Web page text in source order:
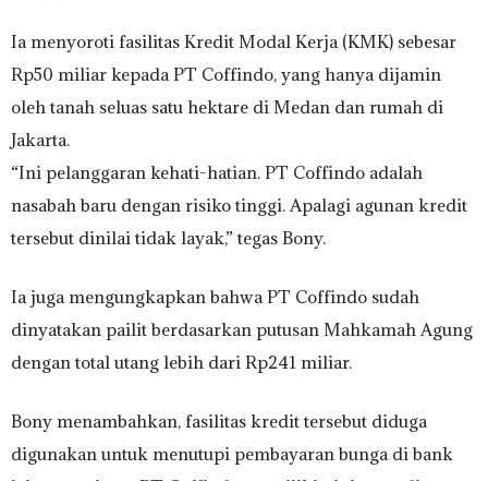
Ia menyoroti fasilitas Kredit Modal Kerja (KMK) sebesar
Rp50 miliar kepada PT Coffindo, yang hanya dijamin
oleh tanah seluas satu hektare di Medan dan rumah di
Jakarta.
“Ini pelanggaran kehati-hatian. PT Coffindo adalah
nasabah baru dengan risiko tinggi. Apalagi agunan kredit
tersebut dinilai tidak layak,” tegas Bony.
Ia juga mengungkapkan bahwa PT Coffindo sudah
dinyatakan pailit berdasarkan putusan Mahkamah Agung
dengan total utang lebih dari Rp241 miliar.
Bony menambahkan, fasilitas kredit tersebut diduga
digunakan untuk menutupi pembayaran bunga di bank